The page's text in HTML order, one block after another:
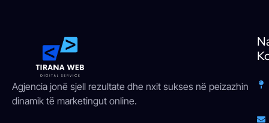
Agjencia jonë sjell rezultate dhe nxit sukses në peizazhin
dinamik të marketingut online.